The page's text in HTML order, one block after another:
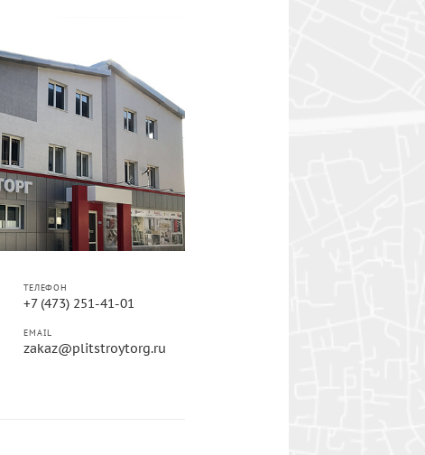
ТЕЛЕФОН
+7 (473) 251-41-01
EMAIL
zakaz@plitstroytorg.ru